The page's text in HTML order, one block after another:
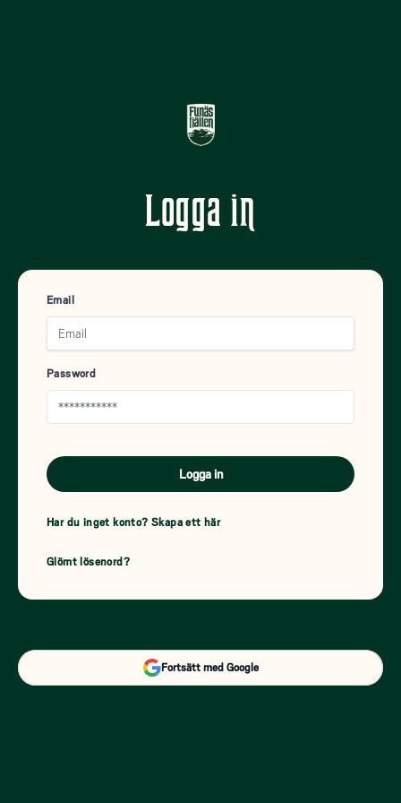
Logga in
Email
Password
Logga in
Har du inget konto? Skapa ett här
Glömt lösenord?
Fortsätt med Google